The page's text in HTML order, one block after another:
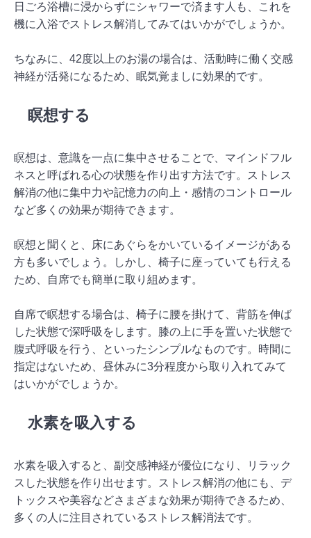
日ごろ浴槽に浸からずにシャワーで済ます人も、これを
機に入浴でストレス解消してみてはいかがでしょうか。
ちなみに、42度以上のお湯の場合は、活動時に働く交感
神経が活発になるため、眠気覚ましに効果的です。
瞑想する
瞑想は、意識を一点に集中させることで、マインドフル
ネスと呼ばれる心の状態を作り出す方法です。ストレス
解消の他に集中力や記憶力の向上・感情のコントロール
など多くの効果が期待できます。
瞑想と聞くと、床にあぐらをかいているイメージがある
方も多いでしょう。しかし、椅子に座っていても行える
ため、自席でも簡単に取り組めます。
自席で瞑想する場合は、椅子に腰を掛けて、背筋を伸ば
した状態で深呼吸をします。膝の上に手を置いた状態で
腹式呼吸を行う、といったシンプルなものです。時間に
指定はないため、昼休みに3分程度から取り入れてみて
はいかがでしょうか。
水素を吸入する
水素を吸入すると、副交感神経が優位になり、リラック
スした状態を作り出せます。ストレス解消の他にも、デ
トックスや美容などさまざまな効果が期待できるため、
多くの人に注目されているストレス解消法です。